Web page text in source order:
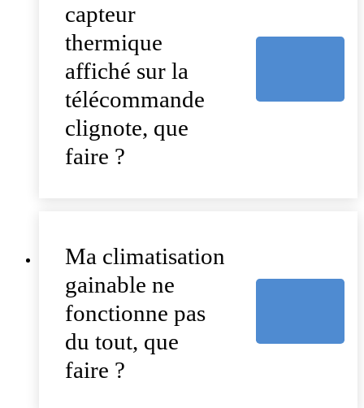
capteur
thermique
affiché sur la
télécommande
clignote, que
faire ?
Ma climatisation
gainable ne
fonctionne pas
du tout, que
faire ?